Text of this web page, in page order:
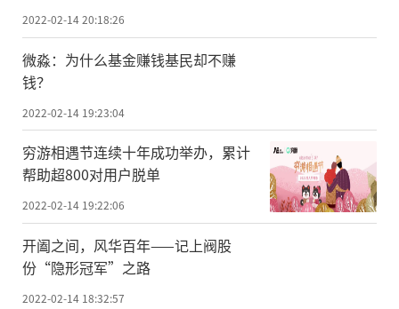
2022-02-14 20:18:26
微淼：为什么基金赚钱基民却不赚
钱？
2022-02-14 19:23:04
穷游相遇节连续十年成功举办，累计
帮助超800对用户脱单
2022-02-14 19:22:06
开阖之间，风华百年——记上阀股
份“隐形冠军”之路
2022-02-14 18:32:57